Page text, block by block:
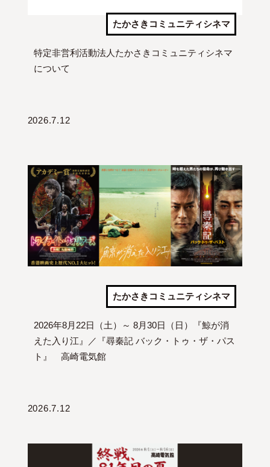
たかさきコミュニティシネマ
特定非営利活動法人たかさきコミュニティシネマ
について
2026.7.12
たかさきコミュニティシネマ
2026年8月22日（土）～ 8月30日（日）『鯨が消
えた入り江』／『尋秦記 バック・トゥ・ザ・パス
ト』 高崎電気館
2026.7.12